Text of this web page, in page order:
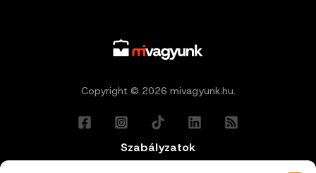
Copyright © 2026 mivagyunk.hu.
Szabályzatok